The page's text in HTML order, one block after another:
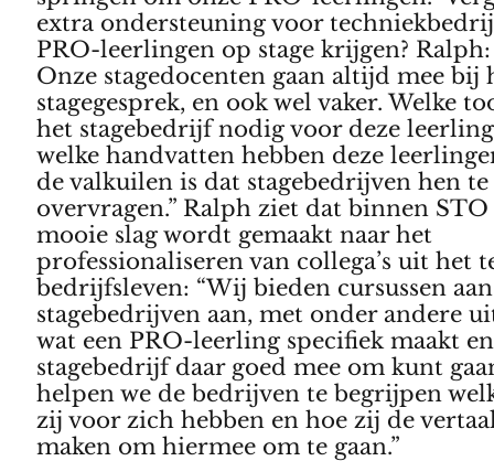
extra ondersteuning voor
PRO-leerlingen op stage krijgen? Ralph:
Onze stagedocenten gaan altijd mee bij
stagegesprek, en ook wel vaker. Welke
het stagebedrijf nodig voor deze
welke handvatten hebben deze
de valkuilen is dat stagebedrijven hen te
overvragen.” Ralph ziet dat binnen STO
mooie slag wordt gemaakt naar het
professionaliseren van collega’s uit het
bedrijfsleven: “Wij bieden cursussen aan
stagebedrijven aan, met onder andere
wat een PRO-leerling specifiek maakt
stagebedrijf daar goed mee om kunt
helpen we de bedrijven te begrijpen
zij voor zich hebben en hoe zij de
maken om hiermee om te gaan.”